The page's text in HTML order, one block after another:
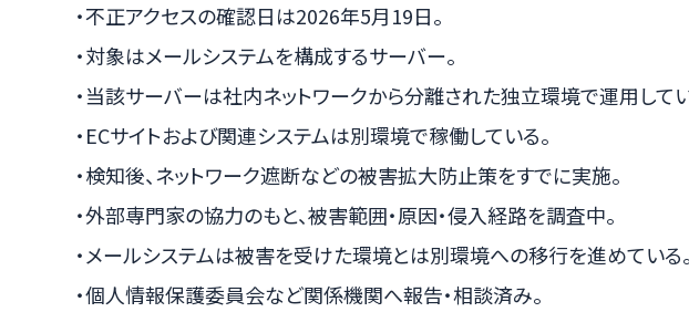
・不正アクセスの確認日は2026年5月19日。
・対象はメールシステムを構成するサーバー。
・当該サーバーは社内ネットワークから分離された独立環境で運用してい
・ECサイトおよび関連システムは別環境で稼働している。
・検知後、ネットワーク遮断などの被害拡大防止策をすでに実施。
・外部専門家の協力のもと、被害範囲・原因・侵入経路を調査中。
・メールシステムは被害を受けた環境とは別環境への移行を進めている。
・個人情報保護委員会など関係機関へ報告・相談済み。